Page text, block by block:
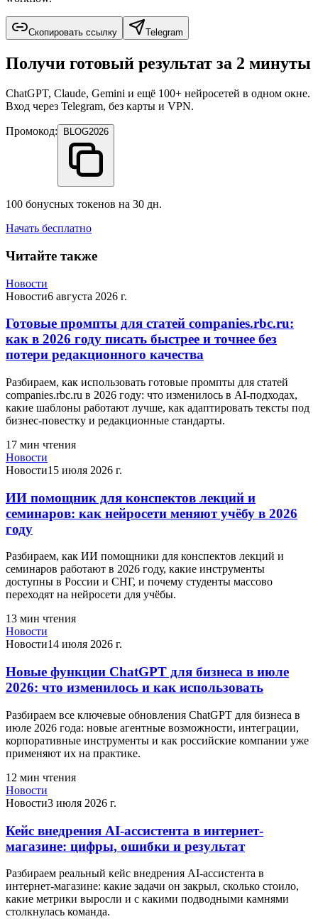
Скопировать ссылку Telegram
Получи готовый результат за 2 минуты
ChatGPT, Claude, Gemini и ещё 100+ нейросетей в одном окне.
Вход через Telegram, без карты и VPN.
Промокод: BLOG2026
100 бонусных токенов на 30 дн.
Начать бесплатно
Читайте также
Новости
Новости6 августа 2026 г.
Готовые промпты для статей companies.rbc.ru:
как в 2026 году писать быстрее и точнее без
потери редакционного качества
Разбираем, как использовать готовые промпты для статей
companies.rbc.ru в 2026 году: что изменилось в AI-подходах,
какие шаблоны работают лучше, как адаптировать тексты под
бизнес-повестку и редакционные стандарты.
17 мин чтения
Новости
Новости15 июля 2026 г.
ИИ помощник для конспектов лекций и
семинаров: как нейросети меняют учёбу в 2026
году
Разбираем, как ИИ помощники для конспектов лекций и
семинаров работают в 2026 году, какие инструменты
доступны в России и СНГ, и почему студенты массово
переходят на нейросети для учёбы.
13 мин чтения
Новости
Новости14 июля 2026 г.
Новые функции ChatGPT для бизнеса в июле
2026: что изменилось и как использовать
Разбираем все ключевые обновления ChatGPT для бизнеса в
июле 2026 года: новые агентные возможности, интеграции,
корпоративные инструменты и как российские компании уже
применяют их на практике.
12 мин чтения
Новости
Новости3 июля 2026 г.
Кейс внедрения AI-ассистента в интернет-
магазине: цифры, ошибки и результат
Разбираем реальный кейс внедрения AI-ассистента в
интернет-магазине: какие задачи он закрыл, сколько стоило,
какие метрики выросли и с какими подводными камнями
столкнулась команда.